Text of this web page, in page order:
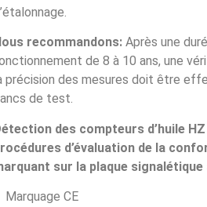
recommandons: Après une
de 8 à 10 ans, une
précision des mesures doit être
de test.
des compteurs d’huile
d’évaluation de la
sur la plaque signalétique
Marquage CE